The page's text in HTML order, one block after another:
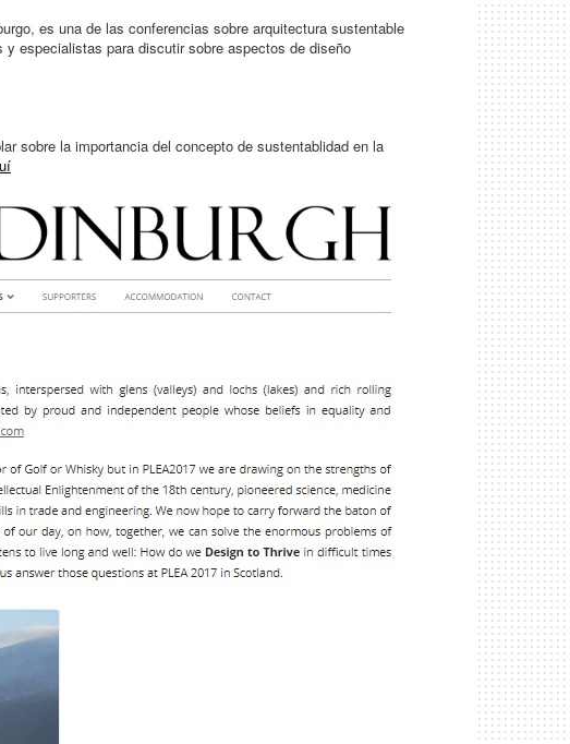
es una de las conferencias sobre arquitectura sustentable
especialistas para discutir sobre aspectos de diseño
sobre la importancia del concepto de sustentablidad en la